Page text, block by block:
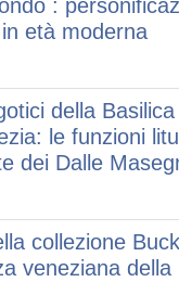
:
età moderna
della
le funzioni
dei Dalle
collezione
veneziana della